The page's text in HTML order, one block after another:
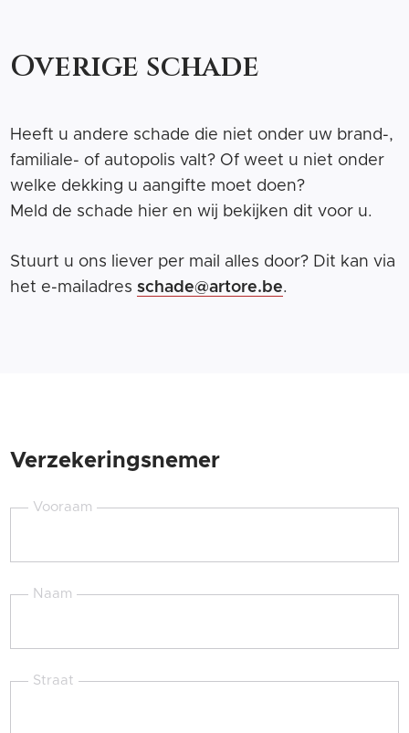
Overige schade
Heeft u andere schade die niet onder uw brand-,
familiale- of autopolis valt? Of weet u niet onder
welke dekking u aangifte moet doen?
Meld de schade hier en wij bekijken dit voor u.
Stuurt u ons liever per mail alles door? Dit kan via
het e-mailadresschade@artore.be.
Verzekeringsnemer
Vooraam
Naam
Straat